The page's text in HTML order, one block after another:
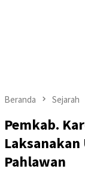
Beranda Sejarah
Pemkab.
Pahlawan